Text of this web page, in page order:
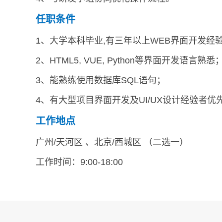
任职条件
1、大学本科毕业,有三年以上WEB界面开发经验
2、HTML5, VUE, Python等界面开发语言熟悉；
3、能熟练使用数据库SQL语句；
4、有大型项目界面开发及UI/UX设计经验者优先
工作地点
广州/天河区 、北京/西城区 （二选一）
工作时间：9:00-18:00